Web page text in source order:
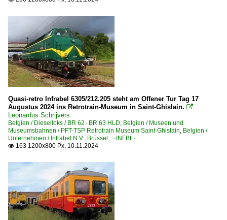
Quasi-retro Infrabel 6305/212.205 steht am Offener Tur Tag 17
Augustus 2024 ins Retrotrain-Museum in Saint-Ghislain. 
Leonardus Schrijvers
Belgien / Dieselloks / BR 62 · BR 63 HLD, Belgien / Museen und
Museumsbahnen / PFT-TSP Retrotrain Museum Saint-Ghislain, Belgien /
Unternehmen / Infrabel N.V., Brüssel ·INFBL·
 163 1200x800 Px, 10.11.2024